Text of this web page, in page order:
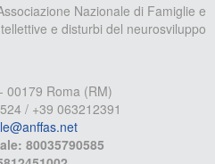
Nazionale di Famiglie e
e disturbi del neurosviluppo
00179 Roma (RM)
/ +39 063212391
80035790585